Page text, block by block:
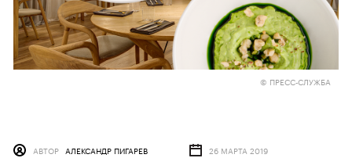
© ПРЕСС-СЛУЖБА
АВТОР АЛЕКСАНДР ПИГАРЕВ 26 МАРТА 2019